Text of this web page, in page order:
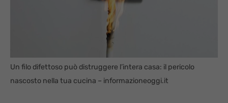
Un filo difettoso può distruggere l’intera casa: il pericolo
nascosto nella tua cucina – informazioneoggi.it